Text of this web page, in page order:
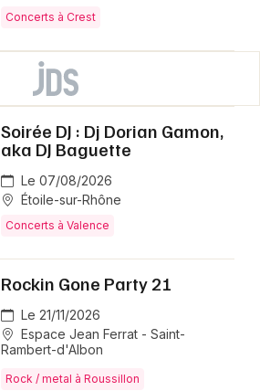
Concerts à Crest
Soirée DJ : Dj Dorian Gamon,
aka DJ Baguette
Le 07/08/2026
Étoile-sur-Rhône
Concerts à Valence
Rockin Gone Party 21
Le 21/11/2026
Espace Jean Ferrat - Saint-
Rambert-d'Albon
Rock / metal à Roussillon